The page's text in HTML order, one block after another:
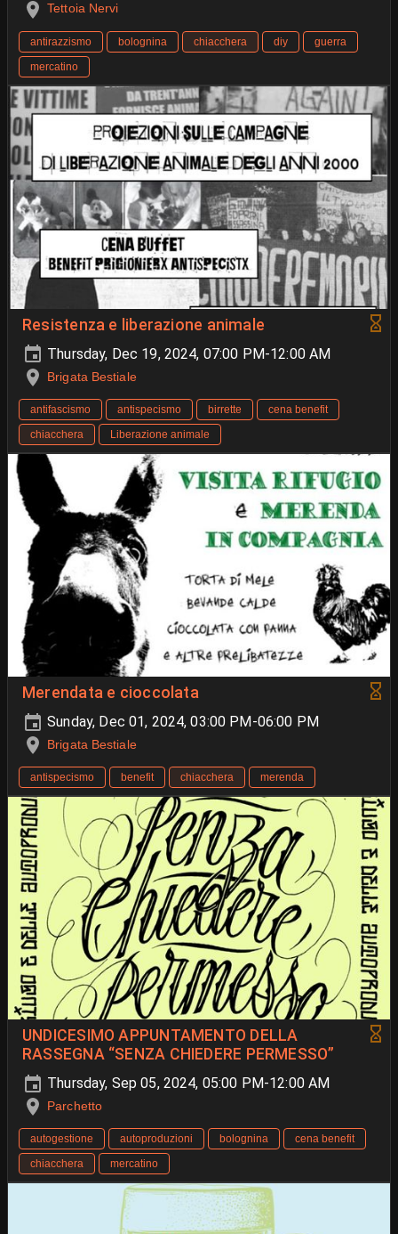
Tettoia Nervi
antirazzismo bolognina chiacchera diy
guerra
mercatino
Resistenza e liberazione animale
Thursday, Dec 19, 2024, 07:00 PM-12:00 AM
Brigata Bestiale
antifascismo antispecismo birrette
cena benefit
chiacchera
Liberazione animale
Merendata e cioccolata
Sunday, Dec 01, 2024, 03:00 PM-06:00 PM
Brigata Bestiale
antispecismo benefit chiacchera merenda
UNDICESIMO APPUNTAMENTO DELLA
RASSEGNA “SENZA CHIEDERE PERMESSO”
Thursday, Sep 05, 2024, 05:00 PM-12:00 AM
Parchetto
autogestione autoproduzioni bolognina
cena benefit
chiacchera
mercatino